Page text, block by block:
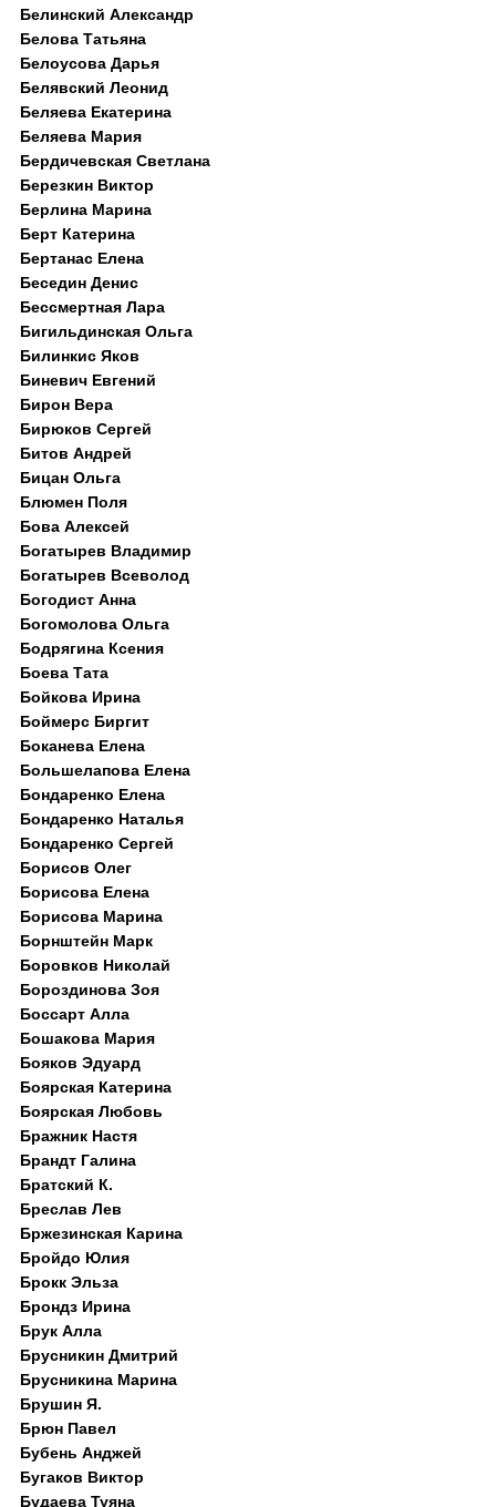
Белинский Александр
Белова Татьяна
Белоусова Дарья
Белявский Леонид
Беляева Екатерина
Беляева Мария
Бердичевская Светлана
Березкин Виктор
Берлина Марина
Берт Катерина
Бертанас Елена
Беседин Денис
Бессмертная Лара
Бигильдинская Ольга
Билинкис Яков
Биневич Евгений
Бирон Вера
Бирюков Сергей
Битов Андрей
Бицан Ольга
Блюмен Поля
Бова Алексей
Богатырев Владимир
Богатырев Всеволод
Богодист Анна
Богомолова Ольга
Бодрягина Ксения
Боева Тата
Бойкова Ирина
Боймерс Биргит
Боканева Елена
Большелапова Елена
Бондаренко Елена
Бондаренко Наталья
Бондаренко Сергей
Борисов Олег
Борисова Елена
Борисова Марина
Борнштейн Марк
Боровков Николай
Бороздинова Зоя
Боссарт Алла
Бошакова Мария
Бояков Эдуард
Боярская Катерина
Боярская Любовь
Бражник Настя
Брандт Галина
Братский К.
Бреслав Лев
Бржезинская Карина
Бройдо Юлия
Брокк Эльза
Брондз Ирина
Брук Алла
Брусникин Дмитрий
Брусникина Марина
Брушин Я.
Брюн Павел
Бубень Анджей
Бугаков Виктор
Будаева Туяна